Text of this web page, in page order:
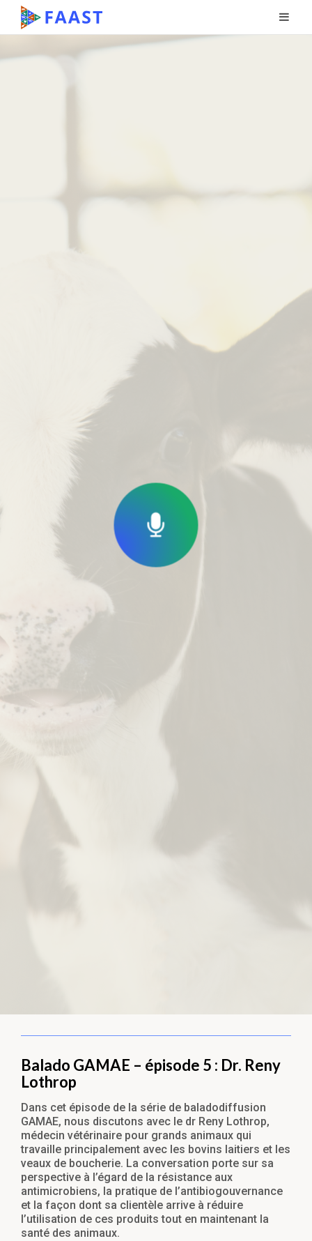
Balado GAMAE – épisode 5 : Dr. Reny
Lothrop
Dans cet épisode de la série de baladodiffusion
GAMAE, nous discutons avec le dr Reny Lothrop,
médecin vétérinaire pour grands animaux qui
travaille principalement avec les bovins laitiers et les
veaux de boucherie. La conversation porte sur sa
perspective à l’égard de la résistance aux
antimicrobiens, la pratique de l’antibiogouvernance
et la façon dont sa clientèle arrive à réduire
l’utilisation de ces produits tout en maintenant la
santé des animaux.